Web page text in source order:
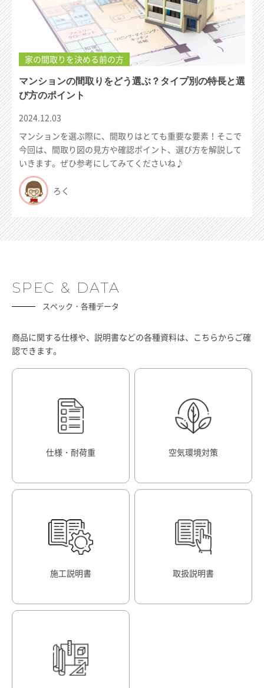
家の間取りを決める前の方
マンションの間取りをどう選ぶ？タイプ別の特長と選
び方のポイント
2024.12.03
マンションを選ぶ際に、間取りはとても重要な要素！そこで
今回は、間取り図の見方や確認ポイント、選び方を解説して
いきます。ぜひ参考にしてみてくださいね♪
ろく
SPEC & DATA
スペック・各種データ
商品に関する仕様や、説明書などの各種資料は、こちらからご確
認できます。
仕様・耐荷重 空気環境対策
施工説明書 取扱説明書